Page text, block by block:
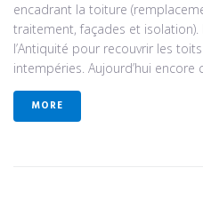
encadrant la toiture
traitement, façades et
l’Antiquité pour recouvrir les
intempéries. Aujourd’hui
MORE